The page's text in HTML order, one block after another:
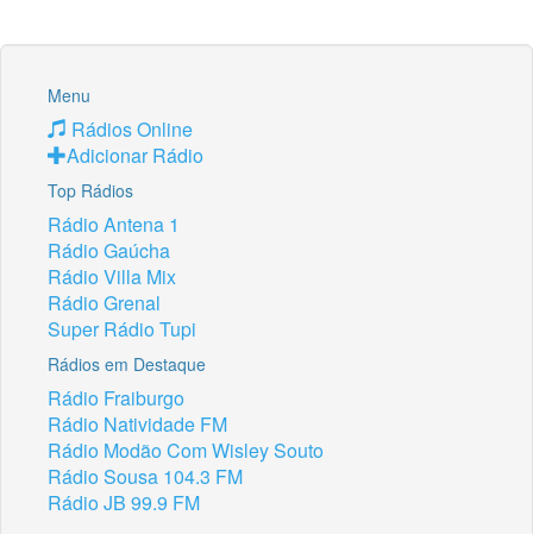
Menu
Rádios Online
Adicionar Rádio
Top Rádios
Rádio Antena 1
Rádio Gaúcha
Rádio Villa Mix
Rádio Grenal
Super Rádio Tupi
Rádios em Destaque
Rádio Fraiburgo
Rádio Natividade FM
Rádio Modão Com Wisley Souto
Rádio Sousa 104.3 FM
Rádio JB 99.9 FM